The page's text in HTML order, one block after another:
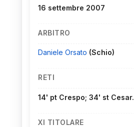
16 settembre 2007
ARBITRO
Daniele Orsato (Schio)
RETI
14' pt Crespo; 34' st Cesar.
XI TITOLARE